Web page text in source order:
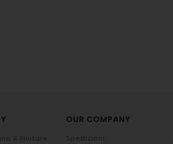
& Finiture
OUR COMPANY
Spedizioni